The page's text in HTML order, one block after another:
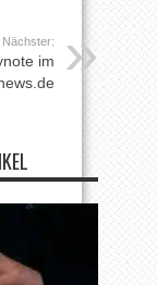
Nächster:
im